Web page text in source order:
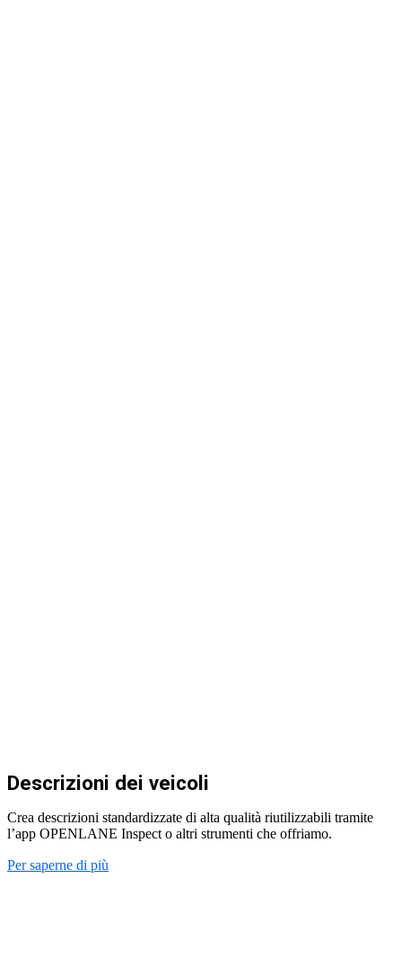
Descrizioni dei veicoli
Crea descrizioni standardizzate di alta qualità riutilizzabili tramite
l’app OPENLANE Inspect o altri strumenti che offriamo.
Per saperne di più